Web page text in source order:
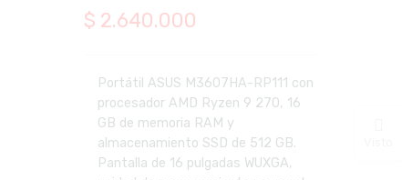
$ 2.640.000
Portátil ASUS M3607HA-RP111 con
procesador AMD Ryzen 9 270, 16
GB de memoria RAM y
almacenamiento SSD de 512 GB.
Pantalla de 16 pulgadas WUXGA,